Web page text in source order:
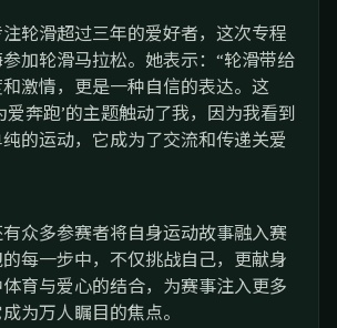
轮滑超过三年的爱好者，这次专程
加轮滑马拉松。她表示：“轮滑带给
激情，更是一种自信的表达。这
爱奔跑’的主题触动了我，因为我看到
的运动，它成为了交流和传递关爱
众多参赛者将自身运动故事融入赛
每一步中，不仅挑战自己，更献身
育与爱心的结合，为赛事注入更多
为万人瞩目的焦点。